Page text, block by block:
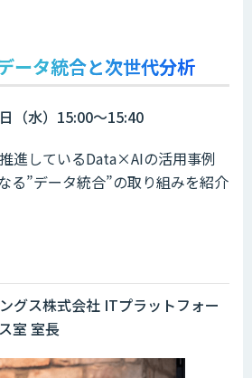
ータ統合と次世代分析
（水）15:00～15:40
進しているData×AIの活用事例
る”データ統合”の取り組みを紹介
グス株式会社 ITプラットフォー
室 室長